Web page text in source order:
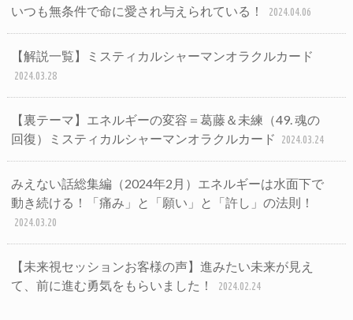
いつも無条件で命に愛され与えられている！
2024.04.06
【解説一覧】ミスティカルシャーマンオラクルカード
2024.03.28
【裏テーマ】エネルギーの変容＝葛藤＆未練（49. 魂の
回復）ミスティカルシャーマンオラクルカード
2024.03.24
みえない話総集編（2024年2月）エネルギーは水面下で
動き続ける！「痛み」と「願い」と「許し」の法則！
2024.03.20
【未来視セッションお客様の声】進みたい未来が見え
て、前に進む勇気をもらいました！
2024.02.24